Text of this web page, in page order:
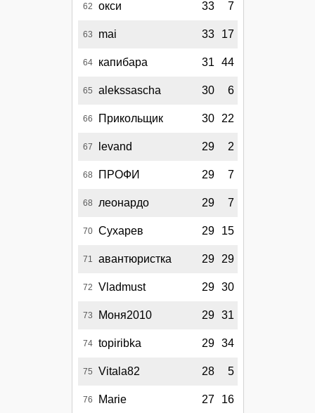
62 окси 33 7
63 mai 33 17
64 капибара 31 44
65 alekssascha 30 6
66 Прикольщик 30 22
67 levand 29 2
68 ПРОФИ 29 7
68 леонардо 29 7
70 Сухарев 29 15
71 авантюристка 29 29
72 Vladmust 29 30
73 Моня2010 29 31
74 topiribka 29 34
75 Vitala82 28 5
76 Marie 27 16